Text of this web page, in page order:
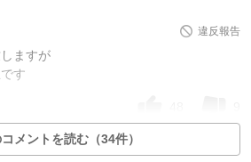
違反報告
ますが
す
メントを読む（34件）